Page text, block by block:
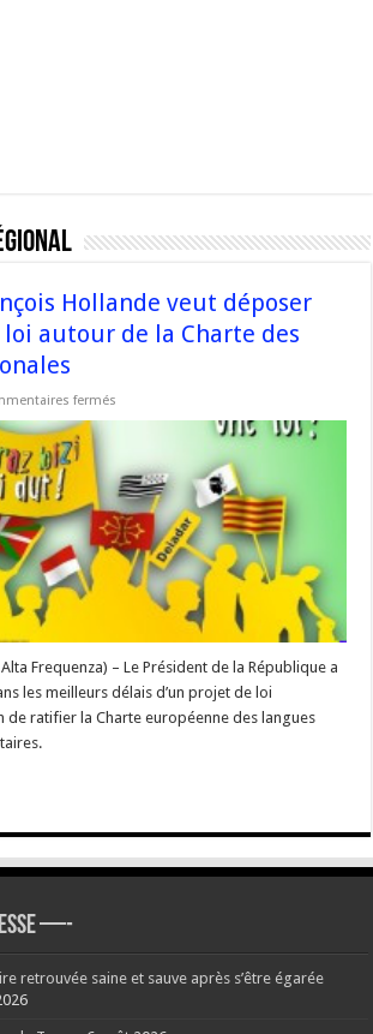
Hollande veut déposer
autour de la Charte des
fermés
veut
déposer
un
projet
de
loi
autour
de
régionales
Frequenza) – Le Président de la République a
les meilleurs délais d’un projet de loi
de ratifier la Charte européenne des langues
—-
retrouvée saine et sauve après s’être égarée